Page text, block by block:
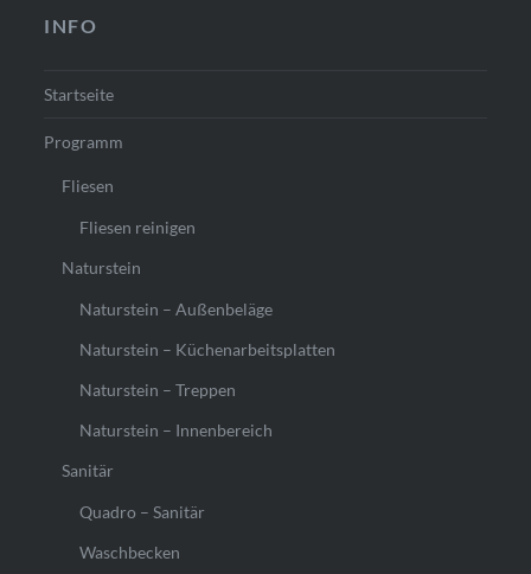
INFO
Startseite
Programm
Fliesen
Fliesen reinigen
Naturstein
Naturstein – Außenbeläge
Naturstein – Küchenarbeitsplatten
Naturstein – Treppen
Naturstein – Innenbereich
Sanitär
Quadro – Sanitär
Waschbecken